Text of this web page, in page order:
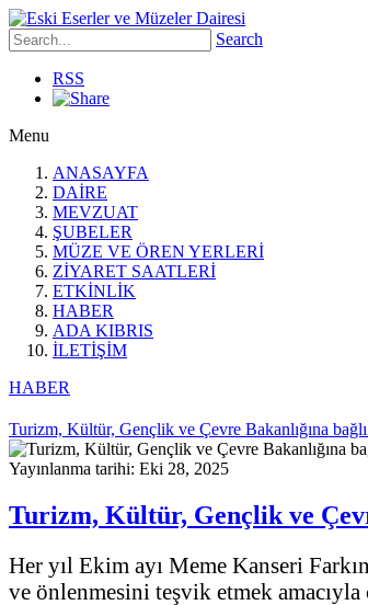
Search
RSS
Menu
ANASAYFA
DAİRE
MEVZUAT
ŞUBELER
MÜZE VE ÖREN YERLERİ
ZİYARET SAATLERİ
ETKİNLİK
HABER
ADA KIBRIS
İLETİŞİM
HABER
Turizm, Kültür, Gençlik ve Çevre Bakanlığına
Yayınlanma tarihi: Eki 28, 2025
Turizm, Kültür, Gençlik ve
Her yıl Ekim ayı Meme Kanseri
ve önlenmesini teşvik etmek